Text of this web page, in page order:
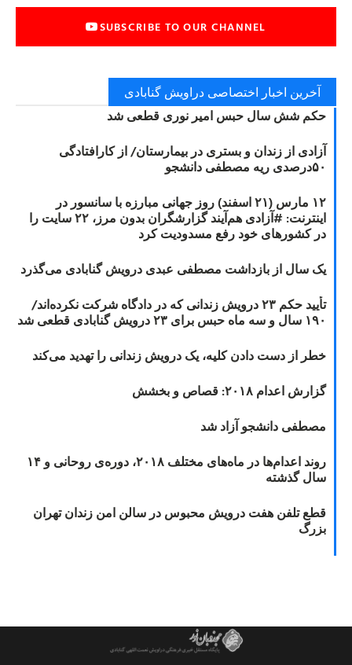
SUBSCRIBE TO OUR CHANNEL
آخرین اخبار اختصاصی دراویش گنابادی
حکم شش سال حبس امیر نوری قطعی شد
آزادی از زندان و بستری در بیمارستان/ از کارافتادگی
۵۰درصدی ریه مصطفی دانشجو
۱۲ مارس (۲۱ اسفند) روز جهانی مبارزه با سانسور در
اینترنت: #آزادی هم‌آیند گزارشگران‌ بدون مرز، ۲۲ سایت را
در کشورهای خود رفع مسدودیت کرد
یک سال از بازداشت مصطفی عبدی درویش گنابادی می‌گذرد
تأیید حکم ۲۳ درویش زندانی که در دادگاه شرکت نکرده‌اند/
۱۹۰ سال و سه ماه حبس برای ۲۳ درویش گنابادی قطعی شد
خطر از دست دادن کلیه، یک درویش زندانی را تهدید می‌کند
گزارش اعدام ۲۰۱۸: قصاص و بخشش
مصطفی دانشجو آزاد شد
روند اعدام‌ها در ماه‌های مختلف ۲۰۱۸، دوره‌ی روحانی و ۱۴
سال گذشته
قطع تلفن هفت درویش محبوس در سالن امن زندان تهران
بزرگ